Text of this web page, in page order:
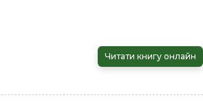
Читати книгу онлайн